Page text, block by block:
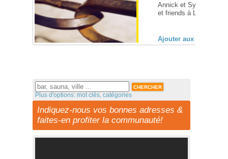
Annick et Sylvie vous
et friends à Lyon
Ajouter aux favoris
Plus d'options: mot clés, catégories
Indiquez-nous vos bonnes adresses &
faites-en profiter la communauté!